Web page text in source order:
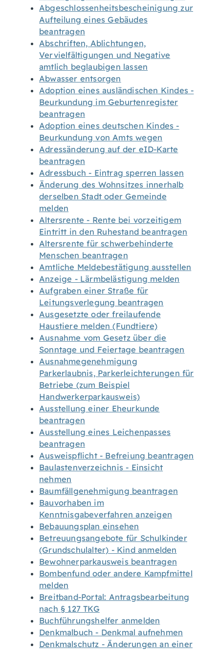
Abgeschlossenheitsbescheinigung zur
Aufteilung eines Gebäudes
beantragen
Abschriften, Ablichtungen,
Vervielfältigungen und Negative
amtlich beglaubigen lassen
Abwasser entsorgen
Adoption eines ausländischen Kindes -
Beurkundung im Geburtenregister
beantragen
Adoption eines deutschen Kindes -
Beurkundung von Amts wegen
Adressänderung auf der eID-Karte
beantragen
Adressbuch - Eintrag sperren lassen
Änderung des Wohnsitzes innerhalb
derselben Stadt oder Gemeinde
melden
Altersrente - Rente bei vorzeitigem
Eintritt in den Ruhestand beantragen
Altersrente für schwerbehinderte
Menschen beantragen
Amtliche Meldebestätigung ausstellen
Anzeige - Lärmbelästigung melden
Aufgraben einer Straße für
Leitungsverlegung beantragen
Ausgesetzte oder freilaufende
Haustiere melden (Fundtiere)
Ausnahme vom Gesetz über die
Sonntage und Feiertage beantragen
Ausnahmegenehmigung
Parkerlaubnis, Parkerleichterungen für
Betriebe (zum Beispiel
Handwerkerparkausweis)
Ausstellung einer Eheurkunde
beantragen
Ausstellung eines Leichenpasses
beantragen
Ausweispflicht - Befreiung beantragen
Baulastenverzeichnis - Einsicht
nehmen
Baumfällgenehmigung beantragen
Bauvorhaben im
Kenntnisgabeverfahren anzeigen
Bebauungsplan einsehen
Betreuungsangebote für Schulkinder
(Grundschulalter) - Kind anmelden
Bewohnerparkausweis beantragen
Bombenfund oder andere Kampfmittel
melden
Breitband-Portal: Antragsbearbeitung
nach § 127 TKG
Buchführungshelfer anmelden
Denkmalbuch - Denkmal aufnehmen
Denkmalschutz - Änderungen an einer